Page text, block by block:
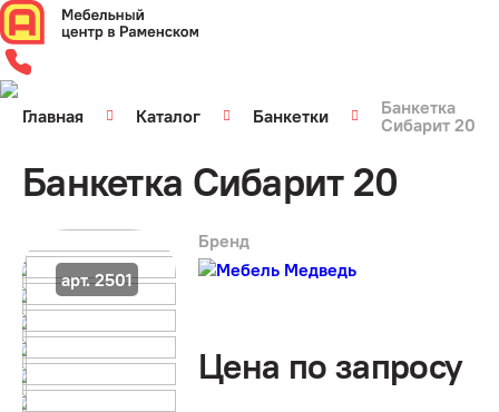
Главная Каталог Банкетки
Банкетка
Сибарит 20
Банкетка Сибарит 20
арт. 2501
Бренд
Цена по запросу